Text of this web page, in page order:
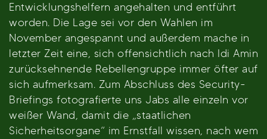
Entwicklungshelfern angehalten und entführt
worden. Die Lage sei vor den Wahlen im
November angespannt und außerdem mache in
letzter Zeit eine, sich offensichtlich nach Idi Amin
zurücksehnende Rebellengruppe immer öfter auf
sich aufmerksam. Zum Abschluss des Security-
Briefings fotografierte uns Jabs alle einzeln vor
weißer Wand, damit die „staatlichen
Sicherheitsorgane“ im Ernstfall wissen, nach wem